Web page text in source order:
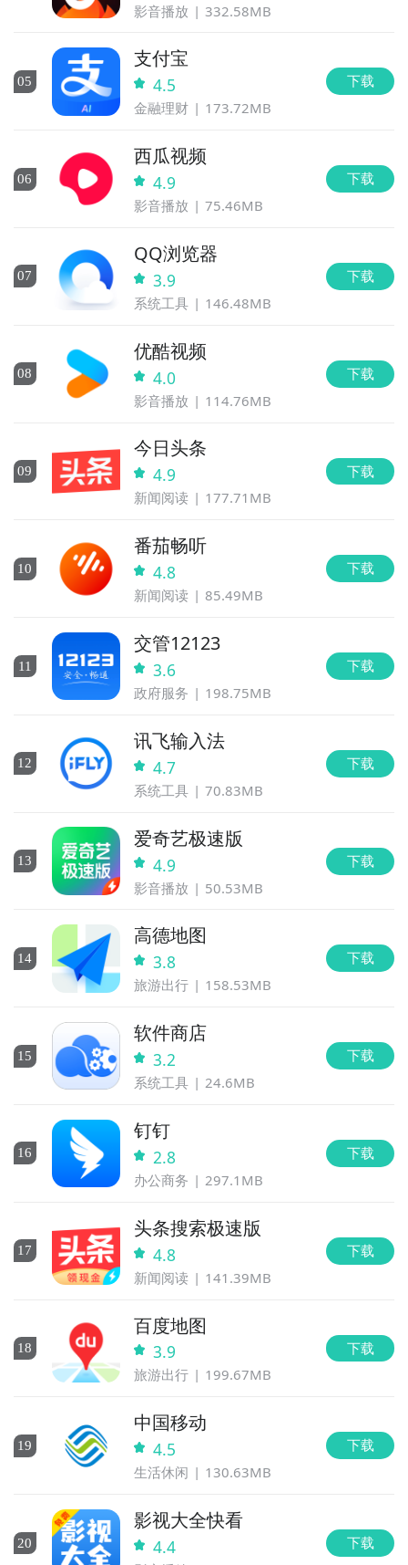
影音播放 332.58MB
05
支付宝
4.5
金融理财 173.72MB
下载
06
西瓜视频
4.9
影音播放 75.46MB
下载
07
QQ浏览器
3.9
系统工具 146.48MB
下载
08
优酷视频
4.0
影音播放 114.76MB
下载
09
今日头条
4.9
新闻阅读 177.71MB
下载
10
番茄畅听
4.8
新闻阅读 85.49MB
下载
11
交管12123
3.6
政府服务 198.75MB
下载
12
讯飞输入法
4.7
系统工具 70.83MB
下载
13
爱奇艺极速版
4.9
影音播放 50.53MB
下载
14
高德地图
3.8
旅游出行 158.53MB
下载
15
软件商店
3.2
系统工具 24.6MB
下载
16
钉钉
2.8
办公商务 297.1MB
下载
17
头条搜索极速版
4.8
新闻阅读 141.39MB
下载
18
百度地图
3.9
旅游出行 199.67MB
下载
19
中国移动
4.5
生活休闲 130.63MB
下载
20
影视大全快看
4.4 下载